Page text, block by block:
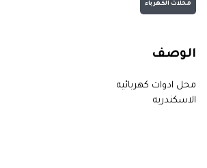
محلات الكهرباء
الوصف
محل ادوات كهربائيه
الاسكندريه